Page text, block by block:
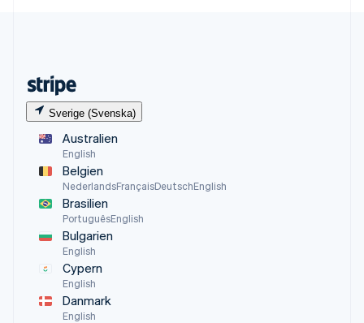
Sverige (Svenska)
Australien
English
Belgien
NederlandsFrançaisDeutschEnglish
Brasilien
PortuguêsEnglish
Bulgarien
English
Cypern
English
Danmark
English